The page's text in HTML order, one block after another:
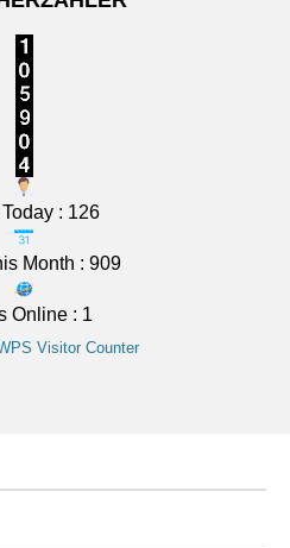
Überwiegend
auf 14 bis 9 Grad.
: 126
Month : 909
Online : 1
Visitor Counter